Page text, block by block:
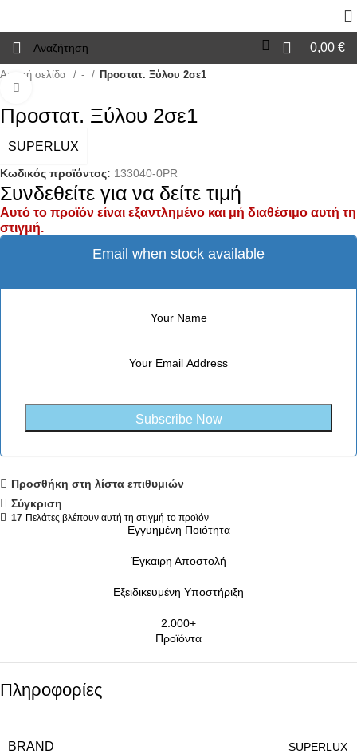
0,00 €
Αρχική σελίδα - Προστατ. Ξύλου 2σε1
Προστατ. Ξύλου 2σε1
SUPERLUX
Κωδικός προϊόντος: 133040-0PR
Συνδεθείτε για να δείτε τιμή
Αυτό το προϊόν είναι εξαντλημένο και μή διαθέσιμο αυτή τη
στιγμή.
Email when stock available
Προσθήκη στη λίστα επιθυμιών
Σύγκριση
17 Πελάτες βλέπουν αυτή τη στιγμή το προϊόν
Εγγυημένη Ποιότητα
Έγκαιρη Αποστολή
Εξειδικευμένη Υποστήριξη
2.000+
Προϊόντα
Πληροφορίες
BRAND SUPERLUX